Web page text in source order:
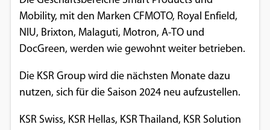
Mobility, mit den Marken CFMOTO, Royal Enfield,
NIU, Brixton, Malaguti, Motron, A-TO und
DocGreen, werden wie gewohnt weiter betrieben.
Die KSR Group wird die nächsten Monate dazu
nutzen, sich für die Saison 2024 neu aufzustellen.
KSR Swiss, KSR Hellas, KSR Thailand, KSR Solution